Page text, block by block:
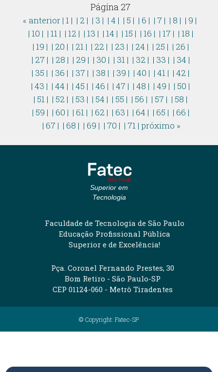
Página 27
« anterior| 1 | | 2 | | 3 | | 4 | | 5 | | 6 | | 7 | | 8 | | 9 |
| 10 | | 11 | | 12 | | 13 | | 14 | | 15 | | 16 | | 17 | | 18 |
| 19 | | 20 | | 21 | | 22 | | 23 | | 24 | | 25 | | 26 |
| 27 | | 28 | | 29 | | 30 | | 31 | | 32 | | 33 | | 34 |
| 35 | | 36 | | 37 | | 38 | | 39 | | 40 | | 41 | | 42 |
| 43 | | 44 | | 45 | | 46 | | 47 | | 48 | | 49 | | 50 |
| 51 | | 52 | | 53 | | 54 | | 55 | | 56 | | 57 | | 58 |
| 59 | | 60 | | 61 | | 62 | | 63 | | 64 | | 65 | | 66 |
| 67 | | 68 | | 69 | | 70 | | 71 |próximo »
Superior em
Tecnologia
Faculdade de Tecnologia de São Paulo
Educação Profissional Pública
Superior e de Excelência!
Pça. Coronel Fernando Prestes, 30
Bom Retiro - São Paulo-SP
CEP 01124-060 - Metrô Tiradentes
© Copyright: Fatec-SP